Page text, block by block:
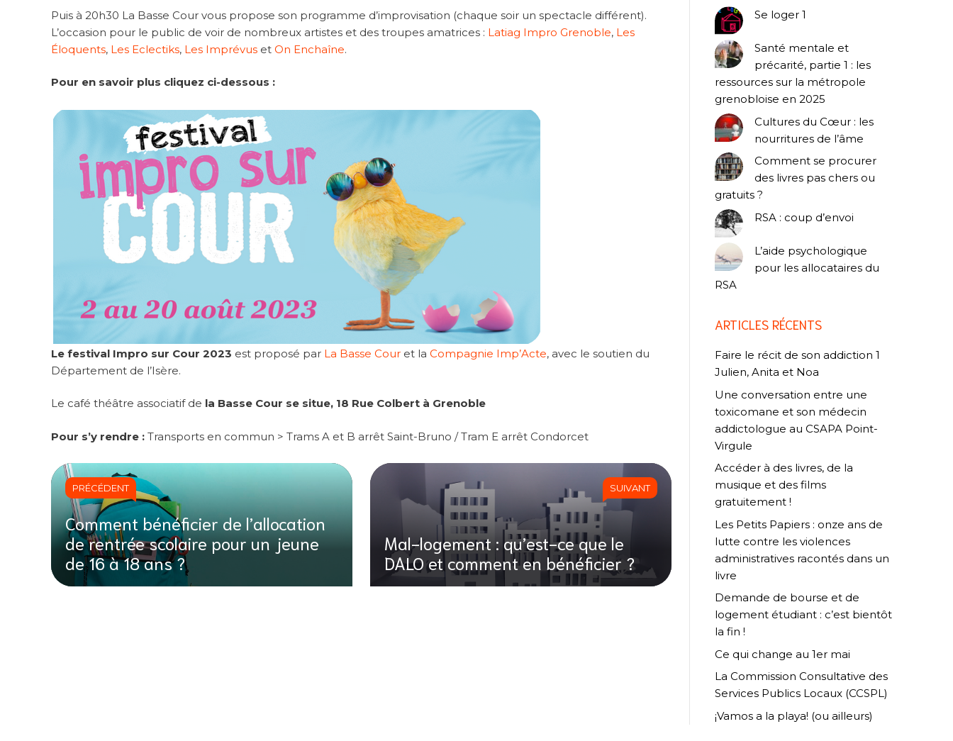
Puis à 20h30 La Basse Cour vous propose son programme d’improvisation (chaque soir un spectacle différent).
L’occasion pour le public de voir de nombreux artistes et des troupes amatrices : Latiag Impro Grenoble, Les
Éloquents, Les Eclectiks, Les Imprévus et On Enchaîne.
Pour en savoir plus cliquez ci-dessous :
Le festival Impro sur Cour 2023 est proposé par La Basse Cour et la Compagnie Imp’Acte, avec le soutien du
Département de l’Isère.
Le café théâtre associatif de la Basse Cour se situe, 18 Rue Colbert à Grenoble
Pour s’y rendre : Transports en commun > Trams A et B arrêt Saint-Bruno / Tram E arrêt Condorcet
PRÉCÉDENT
Comment bénéficier de l’allocation
de rentrée scolaire pour un jeune
de 16 à 18 ans ?
SUIVANT
Mal-logement : qu’est-ce que le
DALO et comment en bénéficier ?
Se loger 1
Santé mentale et
précarité, partie 1 : les
ressources sur la métropole
grenobloise en 2025
Cultures du Cœur : les
nourritures de l’âme
Comment se procurer
des livres pas chers ou
gratuits ?
RSA : coup d’envoi
L’aide psychologique
pour les allocataires du
RSA
ARTICLES RÉCENTS
Faire le récit de son addiction 1
Julien, Anita et Noa
Une conversation entre une
toxicomane et son médecin
addictologue au CSAPA Point-
Virgule
Accéder à des livres, de la
musique et des films
gratuitement !
Les Petits Papiers : onze ans de
lutte contre les violences
administratives racontés dans un
livre
Demande de bourse et de
logement étudiant : c’est bientôt
la fin !
Ce qui change au 1er mai
La Commission Consultative des
Services Publics Locaux (CCSPL)
¡Vamos a la playa! (ou ailleurs)